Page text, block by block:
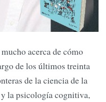
acerca de cómo
de los últimos treinta
de la ciencia de la
la psicología cognitiva,